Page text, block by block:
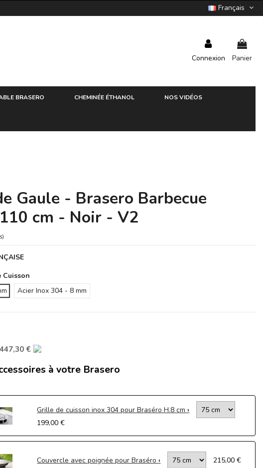
Français
Connexion Panier
BRASERO CHEMINÉE ÉTHANOL NOS VIDÉOS
Gaule - Brasero Barbecue
cm - Noir - V2
Cuisson
Acier Inox 304 - 8 mm
€
à votre Brasero
Grille de cuisson inox 304 pour Braséro H.8 cm
199,00 €
Couvercle avec poignée pour Braséro 215,00 €